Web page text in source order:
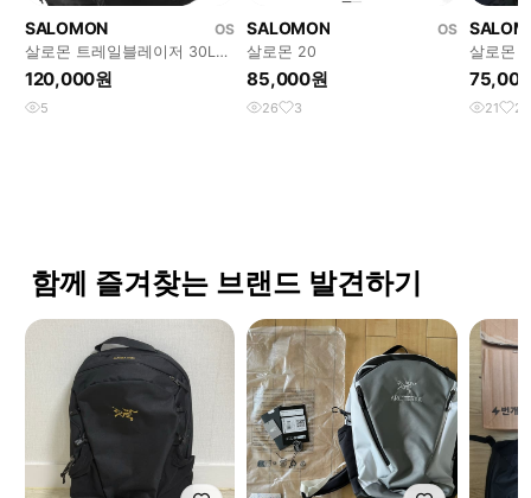
SALOMON
OS
살로몬 트레일블레이저 30L
블랙 백팩
120,000원
5
SALOMON
OS
살로몬 20
85,000원
26 3
살로몬
팩
21 2
함께 즐겨찾는 브랜드 발견하기